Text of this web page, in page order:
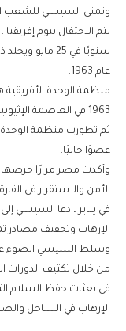
وتمنى السيسي للشعب
يتم الاحتفال بيوم
عام 1963.
1963 في العاصمة الإثيوبية أديس أبابا من قبل 32 دولة أفريقية.
عضوًا حاليًا.
وأكدت مصر مرارًا حرصها
الأمن والاستقرار في
في يناير ، دعا السيسي
الإرهاب وتجفيف مصادر
وسلط السيسي الضوء
من خلال تكثيف الدورات
في بعثات حفظ السلام
الإرهاب في الساحل